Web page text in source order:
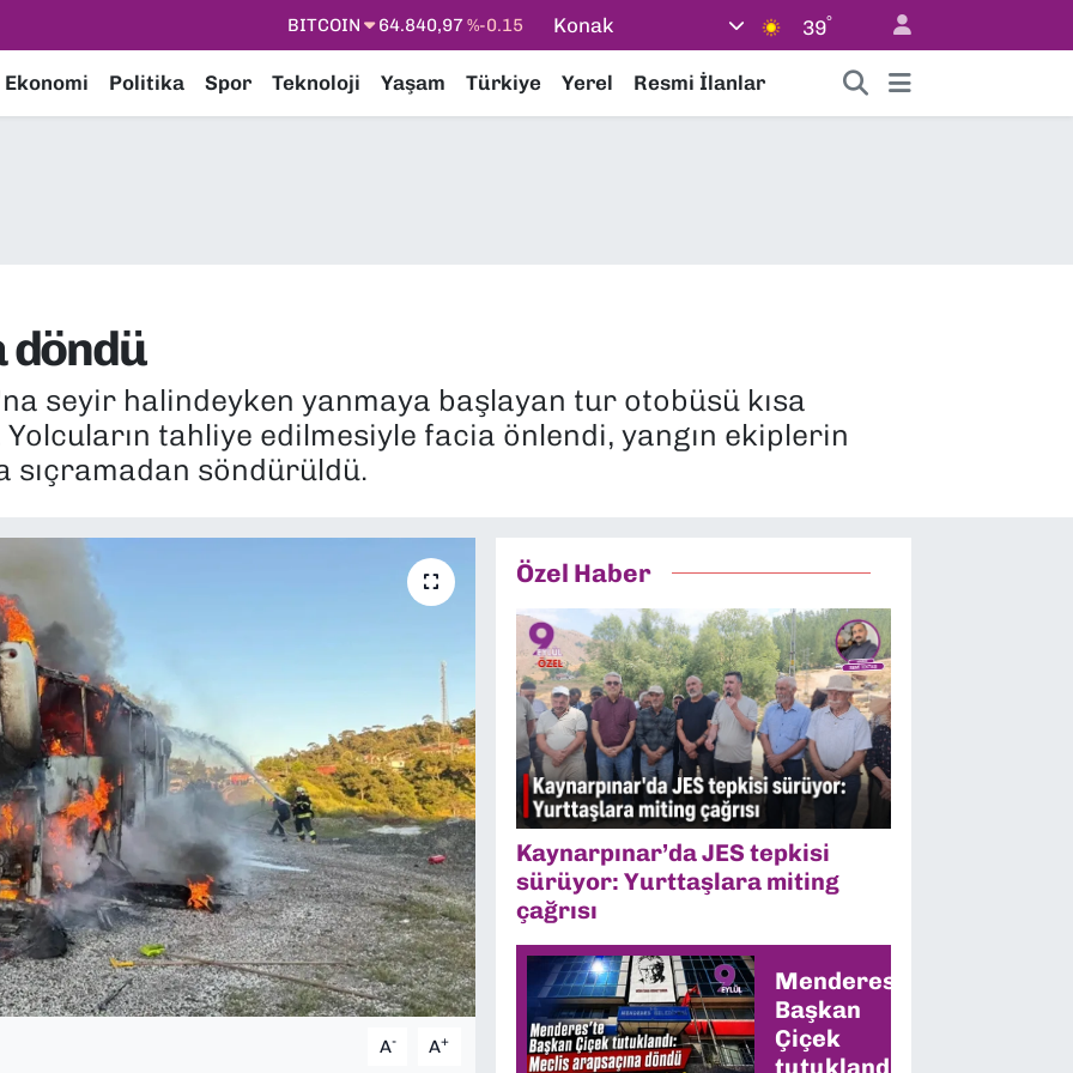
DOLAR 47,7436%0.18
EURO
55,2510%0.32
STERLİN
64,4811%0.38
Konak 39°
Ekonomi Politika Spor Teknoloji Yaşam Türkiye Yerel Resmi İlanlar
döndü
seyir halindeyken yanmaya başlayan tur otobüsü kısa
tahliye edilmesiyle facia önlendi, yangın ekiplerin
sıçramadan söndürüldü.
A- A+
Özel Haber
Kaynarpınar’da JES tepkisi
sürüyor: Yurttaşlara miting
çağrısı
Menderes’te
Başkan
Çiçek
tutuklandı: